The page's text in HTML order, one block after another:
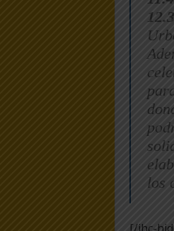
los